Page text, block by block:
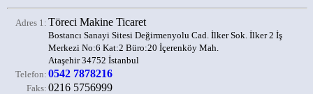
Adres 1: Töreci Makine Ticaret
Bostancı Sanayi Sitesi Değirmenyolu Cad. İlker Sok. İlker 2 İş
Merkezi No:6 Kat:2 Büro:20 İçerenköy Mah.
Ataşehir 34752 İstanbul
Telefon: 0542 7878216
Faks: 0216 5756999